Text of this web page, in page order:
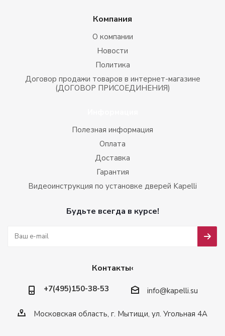
Компания
О компании
Новости
Политика
Договор продажи товаров в интернет-магазине
(ДОГОВОР ПРИСОЕДИНЕНИЯ)
Полезная информация
Оплата
Доставка
Гарантия
Видеоинструкция по установке дверей Kapelli
Будьте всегда в курсе!
Контакты‹
+7(495)150-38-53 info@kapelli.su
Московская область, г. Мытищи, ул. Угольная 4А